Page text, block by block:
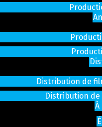
Distribution de
Distribution
À